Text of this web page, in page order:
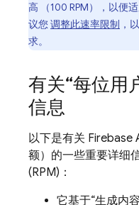
高 （100 RPM），以便
议您 调整此速率限制 ，
求。
有关“每位用
信息
以下是有关 Firebase
额）的一些重要详细
(RPM)：
它基于“生成内